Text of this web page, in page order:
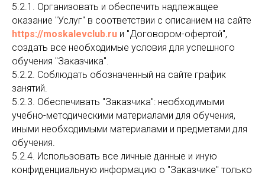
5.2.1. Организовать и обеспечить надлежащее
оказание "Услуг" в соответствии с описанием на сайте
https://moskalevclub.ru и "Договором-офертой",
создать все необходимые условия для успешного
обучения "Заказчика".
5.2.2. Соблюдать обозначенный на сайте график
занятий.
5.2.3. Обеспечивать "Заказчика": необходимыми
учебно-методическими материалами для обучения,
иными необходимыми материалами и предметами для
обучения.
5.2.4. Использовать все личные данные и иную
конфиденциальную информацию о "Заказчике" только